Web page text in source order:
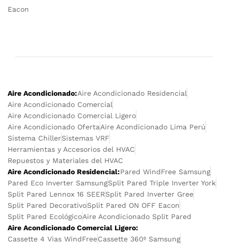
Eacon
Aire Acondicionado:Aire Acondicionado Residencial
Aire Acondicionado Comercial
Aire Acondicionado Comercial Ligero
Aire Acondicionado OfertaAire Acondicionado Lima Perú
Sistema ChillerSistemas VRF
Herramientas y Accesorios del HVAC
Repuestos y Materiales del HVAC
Aire Acondicionado Residencial:Pared WindFree Samsung
Pared Eco Inverter SamsungSplit Pared Triple Inverter York
Split Pared Lennox 16 SEERSplit Pared Inverter Gree
Split Pared DecorativoSplit Pared ON OFF Eacon
Split Pared EcológicoAire Acondicionado Split Pared
Aire Acondicionado Comercial Ligero:
Cassette 4 Vias WindFreeCassette 360º Samsung